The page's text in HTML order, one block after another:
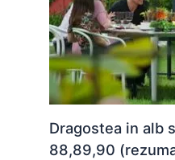
Dragostea in alb
88,89,90